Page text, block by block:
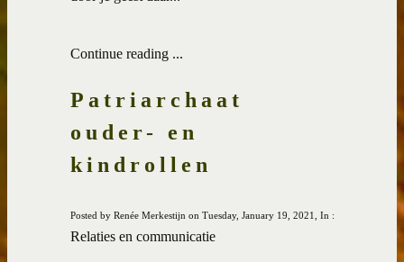
Continue reading ...
Patriarchaat
ouder- en
kindrollen
Posted by Renée Merkestijn on Tuesday, January 19, 2021, In :
Relaties en communicatie